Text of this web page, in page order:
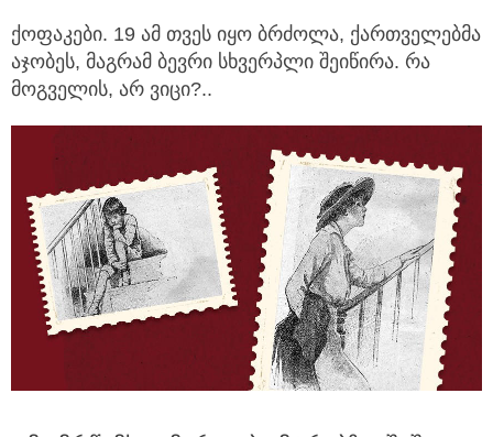
ქოფაკები. 19 ამ თვეს იყო ბრძოლა, ქართველებმა
აჯობეს, მაგრამ ბევრი სხვერპლი შეიწირა. რა
მოგველის, არ ვიცი?..